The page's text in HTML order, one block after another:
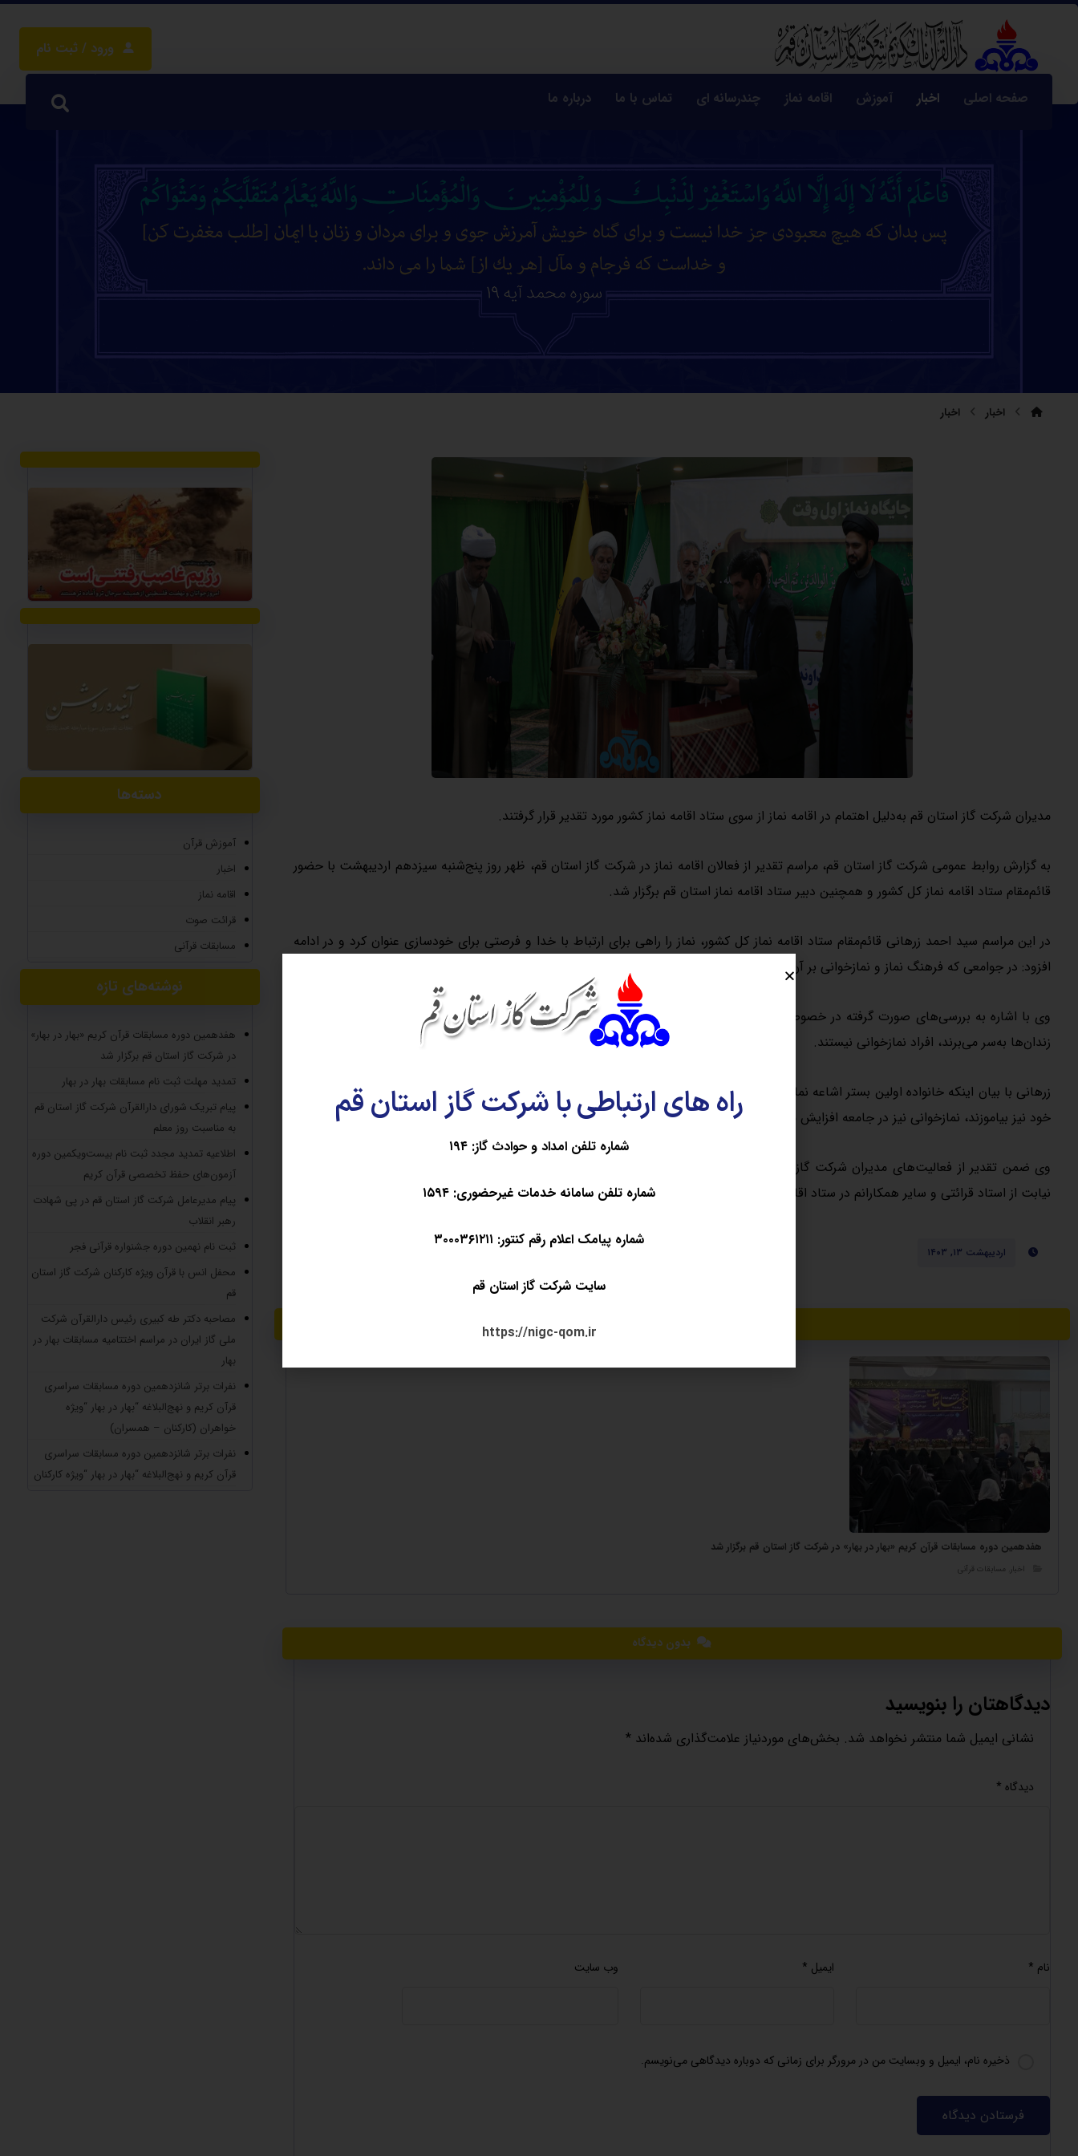
ورود / ثبت نام
صفحه اصلی اخبار آموزش اقامه نماز چندرسانه ای تماس با ما درباره ما
اخبار اخبار
مدیران شرکت گاز استان قم به‌دلیل اهتمام در اقامه نماز از سوی ستاد اقامه نماز کشور مورد تقدیر قرار گرفتند.
به گزارش روابط عمومی شرکت گاز استان قم، مراسم تقدیر از فعالان اقامه نماز در شرکت گاز استان قم، ظهر روز پنج‌شنبه سیزدهم اردیبهشت با حضور
قائم‌مقام ستاد اقامه نماز کل کشور و همچنین دبیر ستاد اقامه نماز استان قم برگزار شد.
در این مراسم سید احمد زرهانی قائم‌مقام ستاد اقامه نماز کل کشور، نماز را راهی برای ارتباط با خدا و فرصتی برای خودسازی عنوان کرد و در ادامه
افزود: در جوامعی که فرهنگ نماز و نمازخوانی بر آن حاکم است، همواره آمار جرایم کم است.
وی با اشاره به بررسی‌های صورت گرفته در خصوص رابطه معنویت و کاهش جرایم، تصریح کرد: برای نمونه اکثر کسانی که به‌دلیل جرایم کیفری در
زندان‌ها به‌سر می‌برند، افراد نمازخوانی نیستند.
زرهانی با بیان اینکه خانواده اولین بستر اشاعه نماز در جامعه است، خاطرنشان کرد: در صورتی که یک خانواده نمازخوان باشند و این مهم را به فرزند
خود نیز بیاموزند، نمازخوانی نیز در جامعه افزایش می‌یابد.
وی ضمن تقدیر از فعالیت‌های مدیران شرکت گاز استان قم در زمینه اشاعه فرهنگ نمازخوانی در محیط اداری، گفت: به‌همین خاطر بنده امروز به
نیابت از استاد قرائتی و سایر همکارانم در ستاد اقامه نماز در اینجا حضور یافتم تا از زحمات صورت گرفته در این راستا تقدیر و تشکر نمایم.
اردیبهشت ۱۳, ۱۴۰۳
هفدهمین دوره مسابقات قرآن کریم «بهار در بهار» در شرکت گاز استان قم برگزار شد
اخبار مسابقات قرآنی
بدون دیدگاه
دیدگاهتان را بنویسید
نشانی ایمیل شما منتشر نخواهد شد. بخش‌های موردنیاز علامت‌گذاری شده‌اند *
دیدگاه *
نام * ایمیل * وب‌ سایت
ذخیره نام، ایمیل و وبسایت من در مرورگر برای زمانی که دوباره دیدگاهی می‌نویسم.
دسته‌ها
آموزش قرآن
اخبار
اقامه نماز
قرائت صوت
مسابقات قرآنی
نوشته‌های تازه
هفدهمین دوره مسابقات قرآن کریم «بهار در بهار»
در شرکت گاز استان قم برگزار شد
تمدید مهلت ثبت نام مسابقات بهار در بهار
پیام تبریک شورای دارالقرآن شرکت گاز استان قم
به مناسبت روز معلم
اطلاعیه تمدید مجدد ثبت نام بیست‌ویکمین دوره
آزمون‌های حفظ تخصصی قرآن کریم
پیام مدیرعامل شرکت گاز استان قم در پی شهادت
رهبر انقلاب
ثبت نام نهمین دوره جشنواره قرآنی فجر
محفل انس با قرآن ویژه کارکنان شرکت گاز استان
قم
مصاحبه دکتر طه کبیری رئیس دارالقرآن شرکت
ملی گاز ایران در مراسم اختتامیه مسابقات بهار در
بهار
نفرات برتر شانزدهمین دوره مسابقات سراسری
قرآن کریم و نهج‌البلاغه “بهار در بهار “ویژه
خواهران (کارکنان – همسران)
نفرات برتر شانزدهمین دوره مسابقات سراسری
قرآن کریم و نهج‌البلاغه “بهار در بهار “ویژه کارکنان
راه های ارتباطی با شرکت گاز استان قم
شماره تلفن امداد و حوادث گاز: ۱۹۴
شماره تلفن سامانه خدمات غیرحضوری: ۱۵۹۴
شماره پیامک اعلام رقم کنتور: ۳۰۰۰۳۶۱۲۱۱
سایت شرکت گاز استان قم
https://nigc-qom.ir